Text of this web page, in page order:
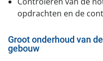
opdrachten en de
Groot onderhoud van
gebouw